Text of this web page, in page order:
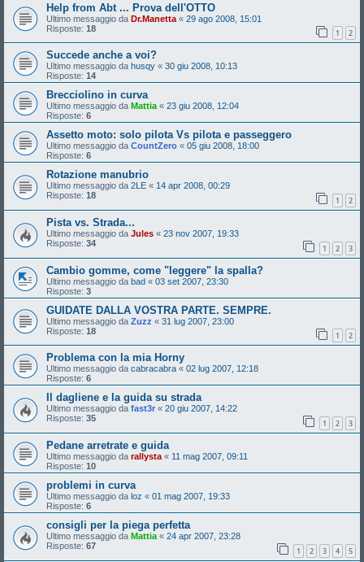
Help from Abt ... Prova dell'OTTO
Ultimo messaggio da Dr.Manetta « 29 ago 2008, 15:01
Risposte: 18 1 2
Succede anche a voi?
Ultimo messaggio da husqy « 30 giu 2008, 10:13
Risposte: 14
Brecciolino in curva
Ultimo messaggio da Mattia « 23 giu 2008, 12:04
Risposte: 6
Assetto moto: solo pilota Vs pilota e passeggero
Ultimo messaggio da CountZero « 05 giu 2008, 18:00
Risposte: 6
Rotazione manubrio
Ultimo messaggio da 2LE « 14 apr 2008, 00:29
Risposte: 18 1 2
Pista vs. Strada...
Ultimo messaggio da Jules « 23 nov 2007, 19:33
Risposte: 34 1 2 3
Cambio gomme, come "leggere" la spalla?
Ultimo messaggio da bad « 03 set 2007, 23:30
Risposte: 3
GUIDATE DALLA VOSTRA PARTE. SEMPRE.
Ultimo messaggio da Zuzz « 31 lug 2007, 23:00
Risposte: 18 1 2
Problema con la mia Horny
Ultimo messaggio da cabracabra « 02 lug 2007, 12:18
Risposte: 6
Il dagliene e la guida su strada
Ultimo messaggio da fast3r « 20 giu 2007, 14:22
Risposte: 35 1 2 3
Pedane arretrate e guida
Ultimo messaggio da rallysta « 11 mag 2007, 09:11
Risposte: 10
problemi in curva
Ultimo messaggio da loz « 01 mag 2007, 19:33
Risposte: 6
consigli per la piega perfetta
Ultimo messaggio da Mattia « 24 apr 2007, 23:28
Risposte: 67 1 2 3 4 5